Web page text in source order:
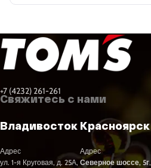
+7 (4232) 261-261
Свяжитесь с нами
Владивосток
Адрес
ул. 1-я Круговая, д. 25А,
Красноярск
Адрес
Северное шоссе, 5г,